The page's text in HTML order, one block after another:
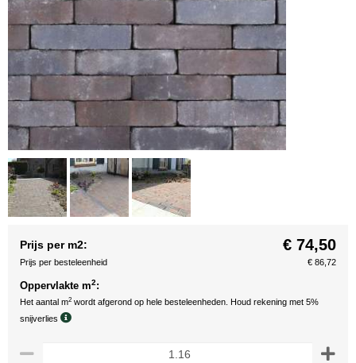
Prijs per m2: € 74,50
Prijs per besteleenheid € 86,72
Oppervlakte m2:
Het aantal m2 wordt afgerond op hele besteleenheden. Houd rekening met 5%
snijverlies